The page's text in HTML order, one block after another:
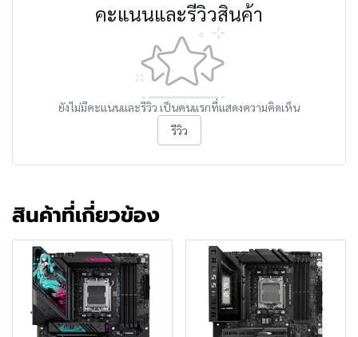
คะแนนและรีวิวสินค้า
ยังไม่มีคะแนนและรีวิว เป็นคนแรกที่แสดงความคิดเห็น
รีวิว
สินค้าที่เกี่ยวข้อง